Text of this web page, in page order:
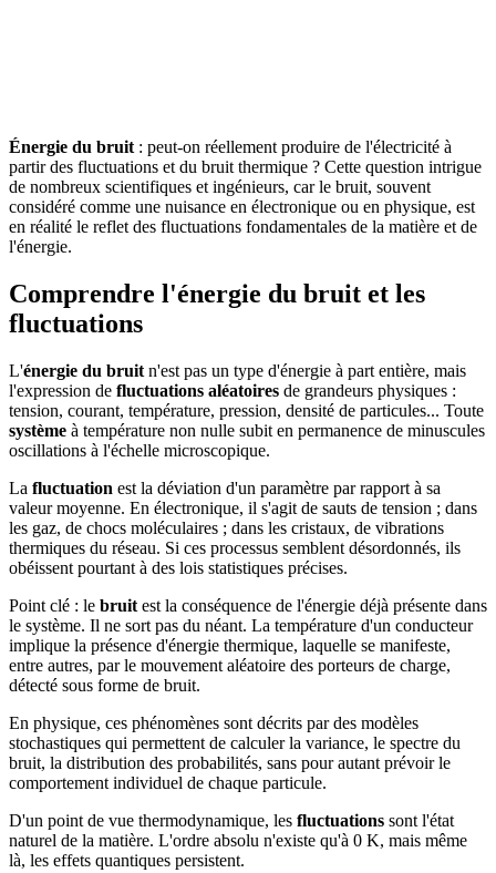
Énergie du bruit : peut-on réellement produire de l'électricité à
partir des fluctuations et du bruit thermique ? Cette question intrigue
de nombreux scientifiques et ingénieurs, car le bruit, souvent
considéré comme une nuisance en électronique ou en physique, est
en réalité le reflet des fluctuations fondamentales de la matière et de
l'énergie.
Comprendre l'énergie du bruit et les
fluctuations
L'énergie du bruit n'est pas un type d'énergie à part entière, mais
l'expression de fluctuations aléatoires de grandeurs physiques :
tension, courant, température, pression, densité de particules... Toute
système à température non nulle subit en permanence de minuscules
oscillations à l'échelle microscopique.
La fluctuation est la déviation d'un paramètre par rapport à sa
valeur moyenne. En électronique, il s'agit de sauts de tension ; dans
les gaz, de chocs moléculaires ; dans les cristaux, de vibrations
thermiques du réseau. Si ces processus semblent désordonnés, ils
obéissent pourtant à des lois statistiques précises.
Point clé : le bruit est la conséquence de l'énergie déjà présente dans
le système. Il ne sort pas du néant. La température d'un conducteur
implique la présence d'énergie thermique, laquelle se manifeste,
entre autres, par le mouvement aléatoire des porteurs de charge,
détecté sous forme de bruit.
En physique, ces phénomènes sont décrits par des modèles
stochastiques qui permettent de calculer la variance, le spectre du
bruit, la distribution des probabilités, sans pour autant prévoir le
comportement individuel de chaque particule.
D'un point de vue thermodynamique, les fluctuations sont l'état
naturel de la matière. L'ordre absolu n'existe qu'à 0 K, mais même
là, les effets quantiques persistent.